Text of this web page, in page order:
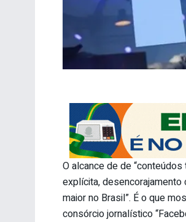
O alcance de de
explícita, desencorajamento
maior no Brasil”. É o que
consórcio jornalístico